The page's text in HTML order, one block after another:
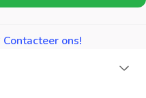
Contacteer ons!